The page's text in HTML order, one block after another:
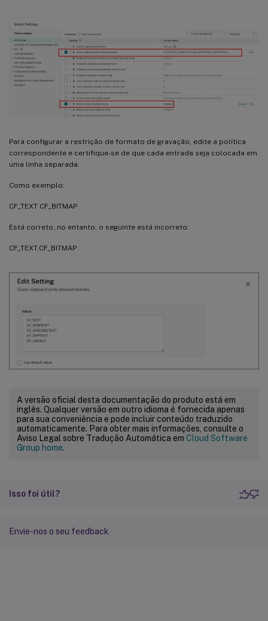
Para configurar a restrição de formato de gravação, edite a política
correspondente e certifique-se de que cada entrada seja colocada em
uma linha separada.
Como exemplo:
CF_TEXT CF_BITMAP
Está correto, no entanto, o seguinte está incorreto:
CF_TEXT,CF_BITMAP
A versão oficial desta documentação do produto está em
inglês. Qualquer versão em outro idioma é fornecida apenas
para sua conveniência e pode incluir conteúdo traduzido
automaticamente. Para obter mais informações, consulte o
Aviso Legal sobre Tradução Automática em Cloud Software
Group home.
Isso foi útil?
Envie-nos o seu feedback